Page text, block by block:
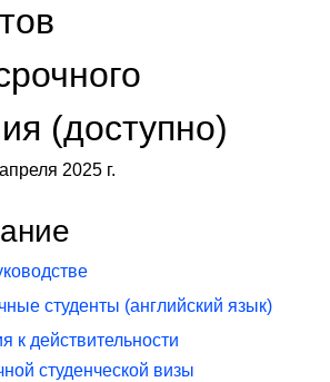
(доступно)
2025 г.
студенты (английский язык)
к действительности
студенческой визы